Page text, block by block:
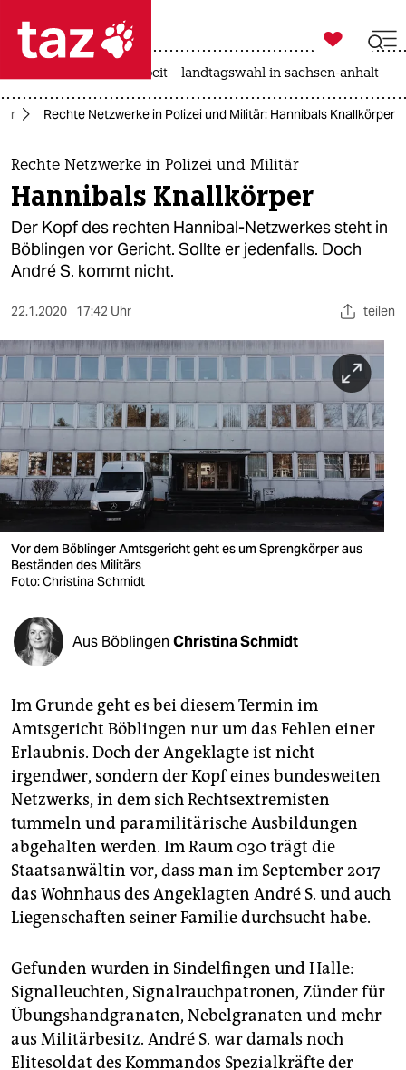
 taz zahl ich
taz zahl ich
themen
politik
öko
sport
berlin
nord
wahrheit
verlag
verlag
shop
fragen & hilfe
unterstützen
abo
genossenschaft
epaper login

taz zahl ich
arbeit landtagswahl in sachsen-anhalt
Rechte Netzwerke in Polizei und Militär: Hannibals Knallkörper
Rechte Netzwerke in Polizei und Militär
Hannibals Knallkörper
Der Kopf des rechten Hannibal-Netzwerkes steht in
Böblingen vor Gericht. Sollte er jedenfalls. Doch
André S. kommt nicht.
22.1.2020 17:42 Uhr teilen
Vor dem Böblinger Amtsgericht geht es um Sprengkörper aus
Beständen des Militärs
Foto: Christina Schmidt
Aus Böblingen Christina Schmidt
Im Grunde geht es bei diesem Termin im
Amtsgericht Böblingen nur um das Fehlen einer
Erlaubnis. Doch der Angeklagte ist nicht
irgendwer, sondern der Kopf eines bundesweiten
Netzwerks, in dem sich Rechtsextremisten
tummeln und paramilitärische Ausbildungen
abgehalten werden. Im Raum 030 trägt die
Staatsanwältin vor, dass man im September 2017
das Wohnhaus des Angeklagten André S. und auch
Liegenschaften seiner Familie durchsucht habe.
Gefunden wurden in Sindelfingen und Halle:
Signalleuchten, Signalrauchpatronen, Zünder für
Übungshandgranaten, Nebelgranaten und mehr
aus Militärbesitz. André S. war damals noch
Elitesoldat des Kommandos Spezialkräfte der